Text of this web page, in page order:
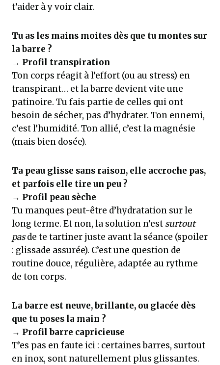
t’aider à y voir clair.
Tu as les mains moites dès que tu montes sur
la barre ?
→ Profil transpiration
Ton corps réagit à l’effort (ou au stress) en
transpirant… et la barre devient vite une
patinoire. Tu fais partie de celles qui ont
besoin de sécher, pas d’hydrater. Ton ennemi,
c’est l’humidité. Ton allié, c’est la magnésie
(mais bien dosée).
Ta peau glisse sans raison, elle accroche pas,
et parfois elle tire un peu ?
→ Profil peau sèche
Tu manques peut-être d’hydratation sur le
long terme. Et non, la solution n’est surtout
pasde te tartiner juste avant la séance (spoiler
: glissade assurée). C’est une question de
routine douce, régulière, adaptée au rythme
de ton corps.
La barre est neuve, brillante, ou glacée dès
que tu poses la main ?
→ Profil barre capricieuse
T’es pas en faute ici : certaines barres, surtout
en inox, sont naturellement plus glissantes.